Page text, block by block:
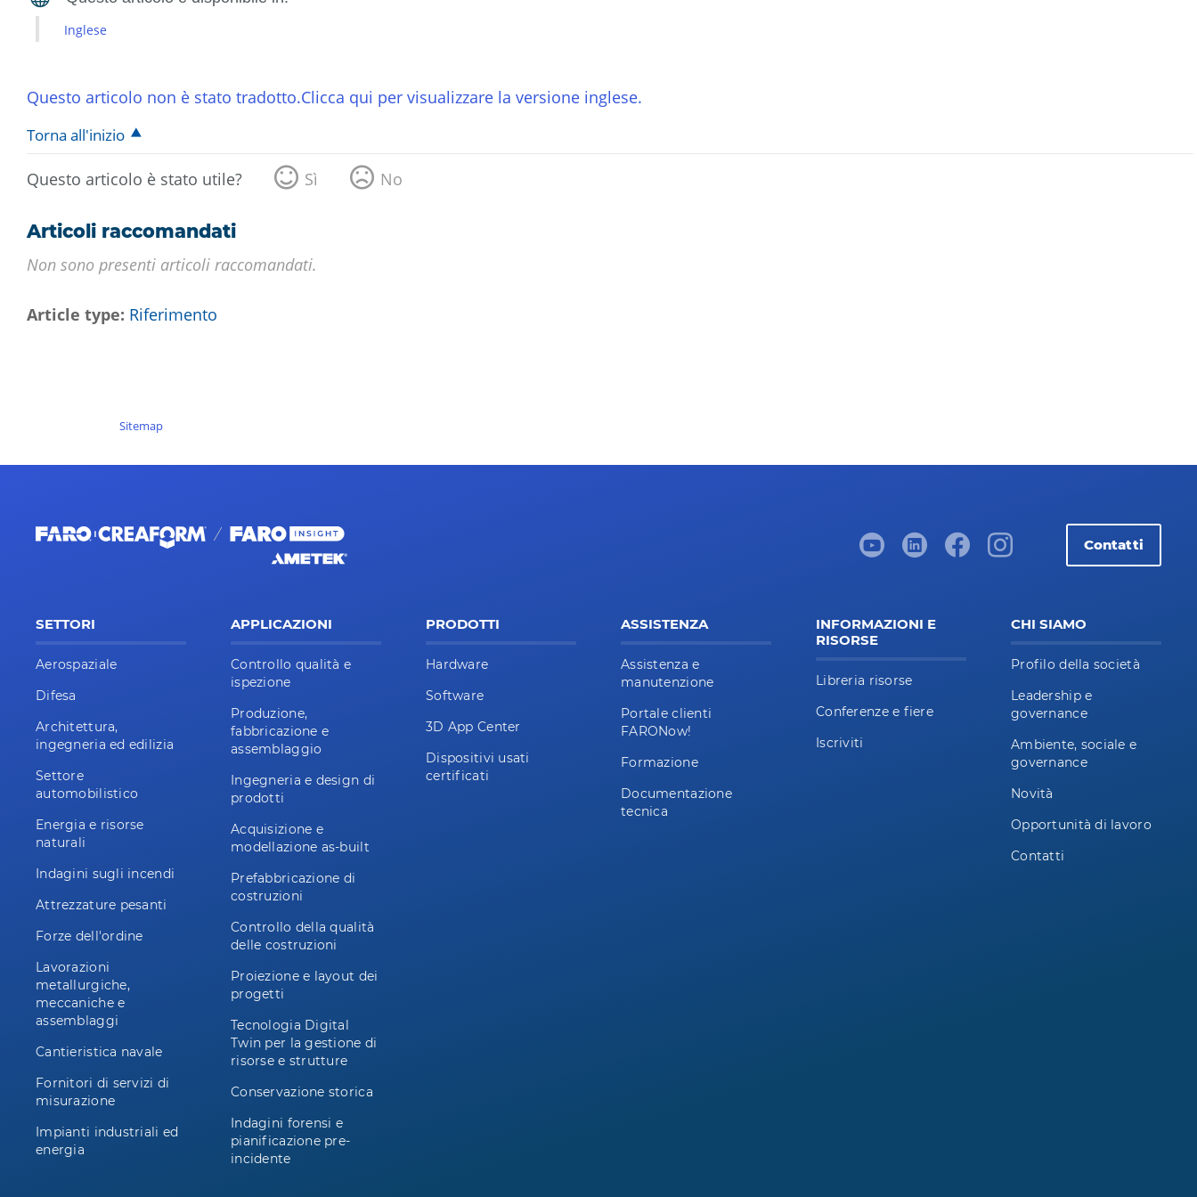
Inglese
Questo articolo non è stato tradotto.Clicca qui per visualizzare la versione inglese.
Torna all'inizio
Questo articolo è stato utile? Sì No
Articoli raccomandati
Non sono presenti articoli raccomandati.
Article type Riferimento
Sitemap
Contatti
SETTORI
Aerospaziale
Difesa
Architettura,
ingegneria ed edilizia
Settore
automobilistico
Energia e risorse
naturali
Indagini sugli incendi
Attrezzature pesanti
Forze dell'ordine
Lavorazioni
metallurgiche,
meccaniche e
assemblaggi
Cantieristica navale
Fornitori di servizi di
misurazione
Impianti industriali ed
energia
APPLICAZIONI
Controllo qualità e
ispezione
Produzione,
fabbricazione e
assemblaggio
Ingegneria e design di
prodotti
Acquisizione e
modellazione as-built
Prefabbricazione di
costruzioni
Controllo della qualità
delle costruzioni
Proiezione e layout dei
progetti
Tecnologia Digital
Twin per la gestione di
risorse e strutture
Conservazione storica
Indagini forensi e
pianificazione pre-
incidente
PRODOTTI
Hardware
Software
3D App Center
Dispositivi usati
certificati
ASSISTENZA
Assistenza e
manutenzione
Portale clienti
FARONow!
Formazione
Documentazione
tecnica
INFORMAZIONI E
RISORSE
Libreria risorse
Conferenze e fiere
Iscriviti
CHI SIAMO
Profilo della società
Leadership e
governance
Ambiente, sociale e
governance
Novità
Opportunità di lavoro
Contatti